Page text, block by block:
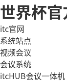
世界杯
itc官网
系统站点
视频会议
会议系统
itcHUB会议一体机